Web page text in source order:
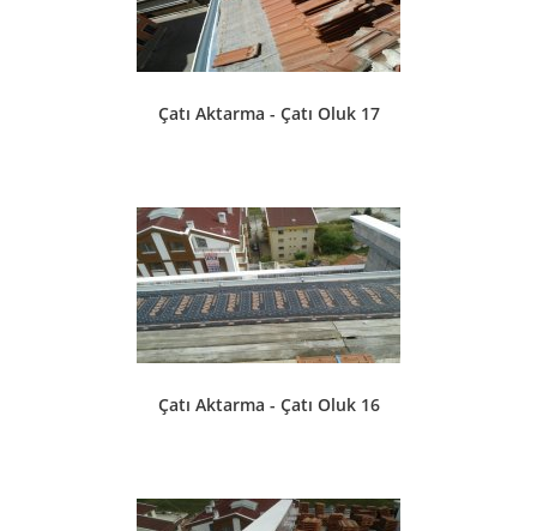
Çatı Aktarma - Çatı Oluk 17
Çatı Aktarma - Çatı Oluk 16